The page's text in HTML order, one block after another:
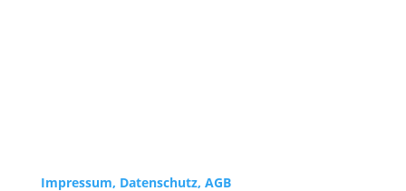
Impressum, Datenschutz, AGB